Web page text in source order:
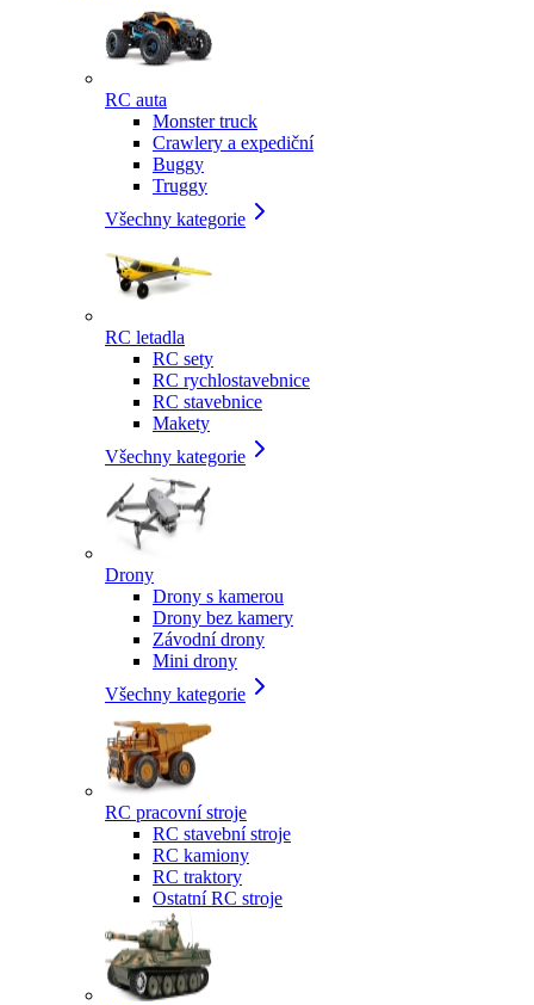
RC auta
Monster truck
Crawlery a expediční
Buggy
Truggy
Všechny kategorie
RC letadla
RC sety
RC rychlostavebnice
RC stavebnice
Makety
Všechny kategorie
Drony
Drony s kamerou
Drony bez kamery
Závodní drony
Mini drony
Všechny kategorie
RC pracovní stroje
RC stavební stroje
RC kamiony
RC traktory
Ostatní RC stroje